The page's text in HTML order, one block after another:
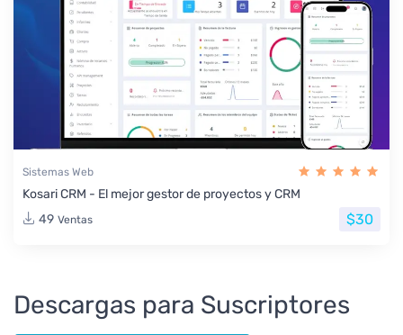
Sistemas Web
Kosari CRM - El mejor gestor de proyectos y CRM
49 Ventas $30
Descargas para Suscriptores